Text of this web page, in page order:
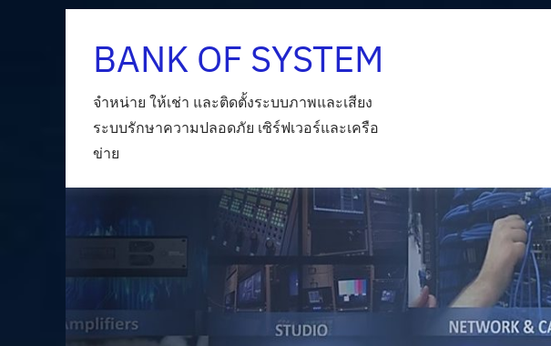
contentBANK OF SYSTEM
จำหน่าย ให้เช่า และติดตั้งระบบภาพและเสียง
ระบบรักษาความปลอดภัย เซิร์ฟเวอร์และเครือ
ข่าย